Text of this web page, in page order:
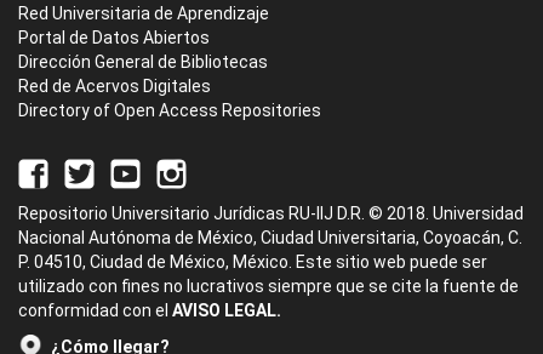
Red Universitaria de Aprendizaje
Portal de Datos Abiertos
Dirección General de Bibliotecas
Red de Acervos Digitales
Directory of Open Access Repositories
Repositorio Universitario Jurídicas RU-IIJ D.R. © 2018. Universidad
Nacional Autónoma de México, Ciudad Universitaria, Coyoacán, C.
P. 04510, Ciudad de México, México. Este sitio web puede ser
utilizado con fines no lucrativos siempre que se cite la fuente de
conformidad con el AVISO LEGAL.
¿Cómo llegar?